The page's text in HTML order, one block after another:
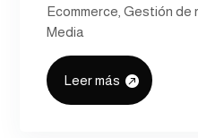
Ecommerce ,Gestión de
Media
Leer más